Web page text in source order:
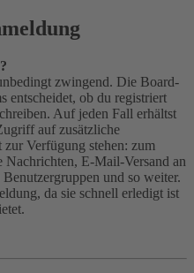
zwingend. Die Board-
entscheidet, ob du registriert
Auf jeden Fall erhältst
auf zusätzliche
Verfügung stehen: zum
Nachrichten, E-Mail-Versand an
und so weiter.
da sie schnell erledigt ist